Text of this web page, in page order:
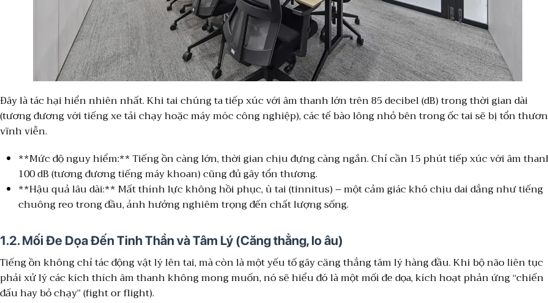
Đây là tác hại hiển nhiên nhất. Khi tai chúng ta tiếp xúc với âm thanh lớn trên 85 decibel (dB) trong thời gian dài
(tương đương với tiếng xe tải chạy hoặc máy móc công nghiệp), các tế bào lông nhỏ bên trong ốc tai sẽ bị tổn
vĩnh viễn.
**Mức độ nguy hiểm:** Tiếng ồn càng lớn, thời gian chịu đựng càng ngắn. Chỉ cần 15 phút tiếp xúc với âm
100 dB (tương đương tiếng máy khoan) cũng đủ gây tổn thương.
**Hậu quả lâu dài:** Mất thính lực không hồi phục, ù tai (tinnitus) – một cảm giác khó chịu dai dẳng như tiếng
chuông reo trong đầu, ảnh hưởng nghiêm trọng đến chất lượng sống.
1.2. Mối Đe Dọa Đến Tinh Thần và Tâm Lý (Căng thẳng, lo âu)
Tiếng ồn không chỉ tác động vật lý lên tai, mà còn là một yếu tố gây căng thẳng tâm lý hàng đầu. Khi bộ não liên tục
phải xử lý các kích thích âm thanh không mong muốn, nó sẽ hiểu đó là một mối đe dọa, kích hoạt phản ứng “chiến
đấu hay bỏ chạy” (fight or flight).